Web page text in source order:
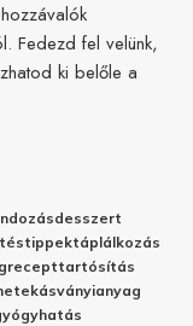
Fedezd fel velünk,
ki belőle a
desszert
tippektáplálkozás
recepttartósítás
ásványianyag